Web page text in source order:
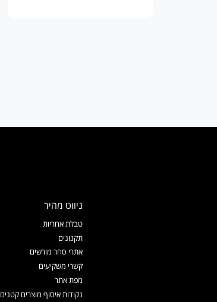
ניווט מהיר
טבלת אחריות
תקנונים
אתרי סחר מורשים
קשרי משקיעים
מפת אתר
נקודות איסוף מוצרים קטנים